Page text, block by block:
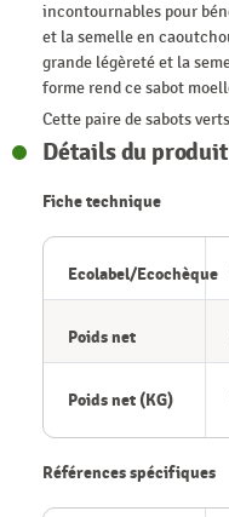
incontournables pour
et la semelle en
grande légèreté et la
forme rend ce sabot
Cette paire de sabots
Détails du produit
Fiche technique
Ecolabel/Ecochèque
Poids net
Poids net (KG)
Références spécifiques